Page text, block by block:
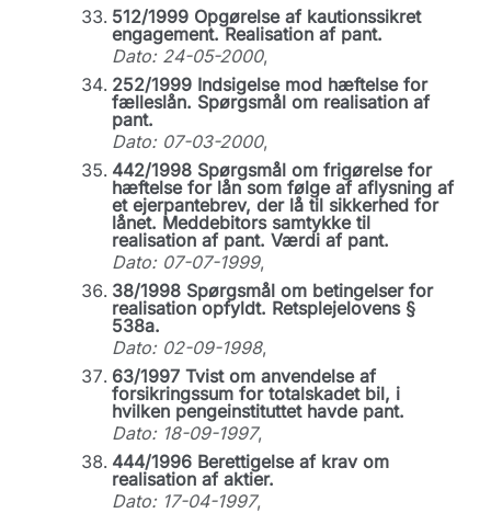
512/1999 Opgørelse af kautionssikret
engagement. Realisation af pant.
Dato: 24-05-2000,
252/1999 Indsigelse mod hæftelse for
fælleslån. Spørgsmål om realisation af
pant.
Dato: 07-03-2000,
442/1998 Spørgsmål om frigørelse for
hæftelse for lån som følge af aflysning af
et ejerpantebrev, der lå til sikkerhed for
lånet. Meddebitors samtykke til
realisation af pant. Værdi af pant.
Dato: 07-07-1999,
38/1998 Spørgsmål om betingelser for
realisation opfyldt. Retsplejelovens §
538a.
Dato: 02-09-1998,
63/1997 Tvist om anvendelse af
forsikringssum for totalskadet bil, i
hvilken pengeinstituttet havde pant.
Dato: 18-09-1997,
444/1996 Berettigelse af krav om
realisation af aktier.
Dato: 17-04-1997,